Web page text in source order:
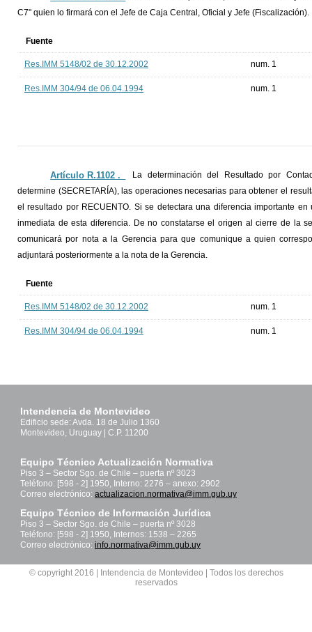
C7" quien lo firmará con el Jefe de Caja Central, Oficial y Jefe (Fiscalización).
Fuente
Res.IMM 5148/02 de 30.12.2002 num. 1
Res.IMM 304/94 de 06.04.1994 num. 1
Artículo R.1102 ._
La determinación del Resultado por
determine (SECRETARÍA), las operaciones necesarias para obtener el
el resultado por RECUENTO. Si se detectara una diferencia importante
inmediata de esta diferencia. De no constatarse el origen al cierre de la
comunicará por nota a la Gerencia para que comunique a quien
adjuntará posteriormente a la nota de la Gerencia.
Fuente
Res.IMM 5148/02 de 30.12.2002 num. 1
Res.IMM 304/94 de 06.04.1994 num. 1
Intendencia de Montevideo
Edificio sede: Avda. 18 de Julio 1360
Montevideo, Uruguay | C.P. 11200
Equipo Técnico Actualización Normativa
Piso 3 – Sector Sgo. de Chile – puerta nº 3023
Teléfono: [598 - 2] 1950, Interno: 2276 – anexo: 2902
Correo electrónico: actualizacion.normativa@imm.gub.uy
Equipo Técnico de Información Jurídica
Piso 3 – Sector Sgo. de Chile – puerta nº 3028
Teléfono: [598 - 2] 1950, Internos: 1538 – 2265
Correo electrónico: info.normativa@imm.gub.uy
© copyright 2016 | Intendencia de Montevideo | Todos los derechos
reservados